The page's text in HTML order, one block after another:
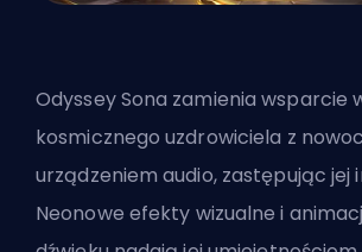
Odyssey Sona zamienia wsparcie
kosmicznego uzdrowiciela z
urządzeniem audio, zastępując jej
Neonowe efekty wizualne i